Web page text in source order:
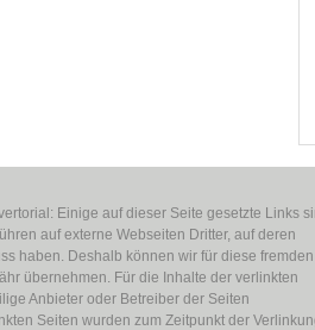
Einige auf dieser Seite gesetzte Links
auf externe Webseiten Dritter, auf deren
haben. Deshalb können wir für diese fremden
übernehmen. Für die Inhalte der verlinkten
Anbieter oder Betreiber der Seiten
Seiten wurden zum Zeitpunkt der